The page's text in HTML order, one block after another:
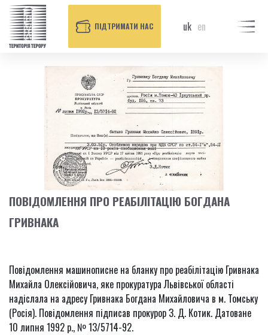
ПІДТРИМАТИ НАС uk en
ПОВІДОМЛЕННЯ ПРО РЕАБІЛІТАЦІЮ БОГДАНА
ГРИВНАКА
Повідомлення машинописне на бланку про реабілітацію Гривнака
Михайла Олексійовича, яке прокуратура Львівської області
надіслала на адресу Гривнака Богдана Михайловича в м. Томську
(Росія). Повідомлення підписав прокурор З. Д. Котик. Датоване
10 липня 1992 р., № 13/5714-92.